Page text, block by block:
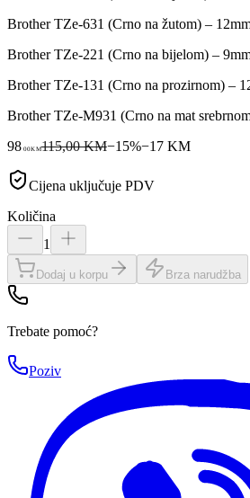
Brother TZe-631 (Crno na žutom) –
Brother TZe-221 (Crno na bijelom) –
Brother TZe-131 (Crno na prozirnom) –
Brother TZe-M931 (Crno na mat
98 00KM115,00 KM−15%−17KM
Cijena uključuje PDV
Količina
1
Dodaj u korpu Brza narudžba
Trebate pomoć?
Poziv